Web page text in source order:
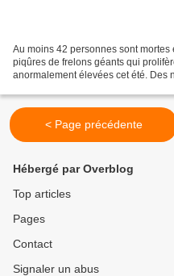
Au moins 42 personnes sont
piqûres de frelons géants qui
anormalement élevées cet été. Des
< Page précédente
Hébergé par Overblog
Top articles
Pages
Contact
Signaler un abus